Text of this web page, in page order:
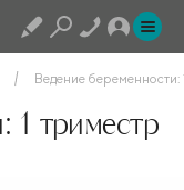
Ведение беременности:
1 триместр